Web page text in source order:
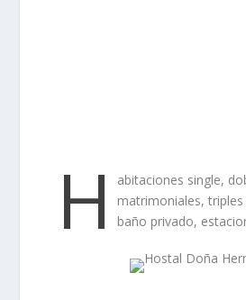
H
abitaciones single,
matrimoniales, triples
baño privado,